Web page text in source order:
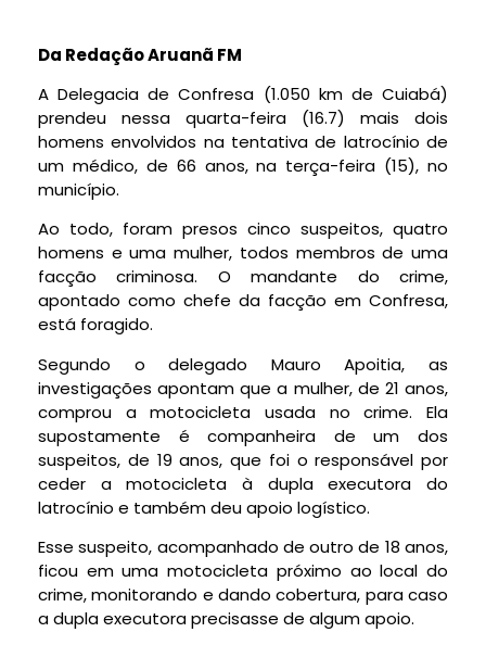
Da Redação Aruanã FM
A Delegacia de Confresa (1.050 km de Cuiabá)
prendeu nessa quarta-feira (16.7) mais dois
homens envolvidos na tentativa de latrocínio de
um médico, de 66 anos, na terça-feira (15), no
município.
Ao todo, foram presos cinco suspeitos, quatro
homens e uma mulher, todos membros de uma
facção criminosa. O mandante do crime,
apontado como chefe da facção em Confresa,
está foragido.
Segundo o delegado Mauro Apoitia, as
investigações apontam que a mulher, de 21 anos,
comprou a motocicleta usada no crime. Ela
supostamente é companheira de um dos
suspeitos, de 19 anos, que foi o responsável por
ceder a motocicleta à dupla executora do
latrocínio e também deu apoio logístico.
Esse suspeito, acompanhado de outro de 18 anos,
ficou em uma motocicleta próximo ao local do
crime, monitorando e dando cobertura, para caso
a dupla executora precisasse de algum apoio.